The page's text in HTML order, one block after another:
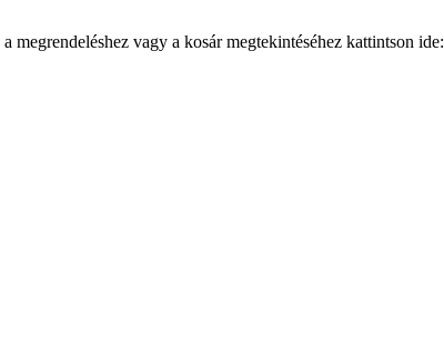
megrendeléshez vagy a kosár megtekintéséhez kattintson ide: